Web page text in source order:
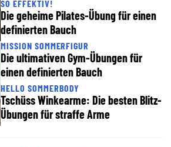
SO EFFEKTIV!
Die geheime Pilates-Übung für einen
definierten Bauch
MISSION SOMMERFIGUR
Die ultimativen Gym-Übungen für
einen definierten Bauch
HELLO SOMMERBODY
Tschüss Winkearme: Die besten Blitz-
Übungen für straffe Arme